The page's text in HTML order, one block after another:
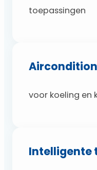
toepassingen
voor koeling en
Intelligente